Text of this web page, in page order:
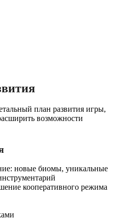
план развития игры,
возможности
новые биомы, уникальные
кооперативного режима